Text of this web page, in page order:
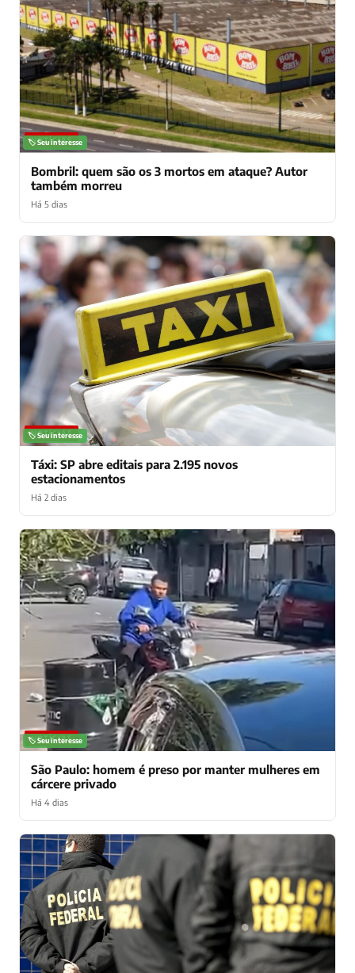
NOTÍCIAS
🏷️ Seu interesse
Bombril: quem são os 3 mortos em ataque? Autor
também morreu
Há 5 dias
NOTÍCIAS
🏷️ Seu interesse
Táxi: SP abre editais para 2.195 novos
estacionamentos
Há 2 dias
NOTÍCIAS
🏷️ Seu interesse
São Paulo: homem é preso por manter mulheres em
cárcere privado
Há 4 dias